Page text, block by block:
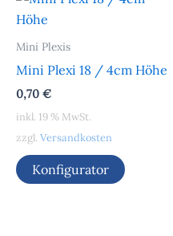
Mini Plexis
Mini Plexi 18 / 4cm Höhe
0,70 €
inkl. 19 % MwSt.
zzgl. Versandkosten
Konfigurator